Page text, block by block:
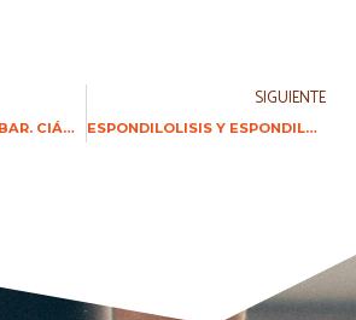
HERNIA DISCAL LUMBAR. CIÁTICA. SÍNDROME DE COLA DE CABALLO
SIGUIENTE
ESPONDILOLISIS Y ESPONDILOLISTESIS